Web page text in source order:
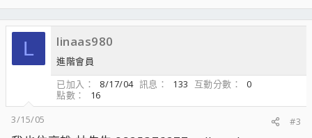
L linaas980
進階會員
已加入
8/17/04 訊息 133 互動分數
0
點數
16
3/15/05
#3